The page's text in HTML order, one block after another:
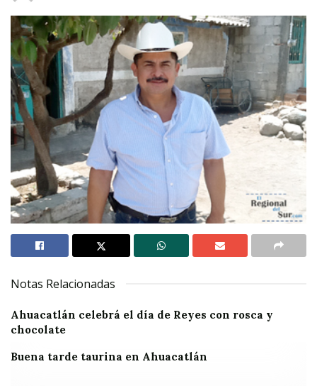
Notas Relacionadas
Ahuacatlán celebrá el día de Reyes con rosca y
chocolate
Buena tarde taurina en Ahuacatlán